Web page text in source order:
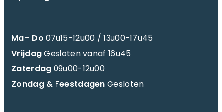
Ma– Do 07u15-12u00 / 13u00-17u45
VrijdagGesloten vanaf 16u45
Zaterdag 09u00-12u00
Zondag & Feestdagen Gesloten